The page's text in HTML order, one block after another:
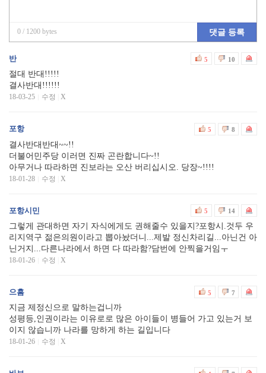
0 / 1200 bytes 댓글 등록
반 5 10
절대 반대!!!!!
결사반대!!!!!!
18-03-25 수정 X
포항 5 8
결사반대반대~~!!
더불어민주당 이러면 진짜 곤란합니다~!!
아무거나 따라하면 진보라는 오산 버리십시오. 당장~!!!!
18-01-28 수정 X
포항시민 5 14
그렇게 관대하면 자기 자식에게도 권해줄수 있을지?포항시.것두 우
리지역구 젊은의원이라고 뽑아놨더니...제발 정신차리길...아닌건 아
닌거지...다른나라에서 하면 다 따라함?담번에 안찍을거임ㅜ
18-01-26 수정 X
으흠 5 7
지금 제정신으로 말하는겁니까
성평등,인권이라는 이유로로 많은 아이들이 병들어 가고 있는거 보
이지 않습니까 나라를 망하게 하는 길입니다
18-01-26 수정 X